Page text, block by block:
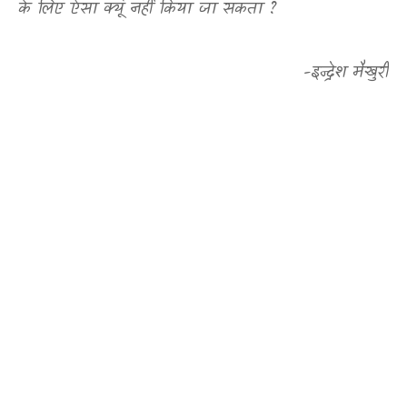
के लिए ऐसा क्यूं नहीं किया जा सकता ?
-इन्द्रेश मैखुरी